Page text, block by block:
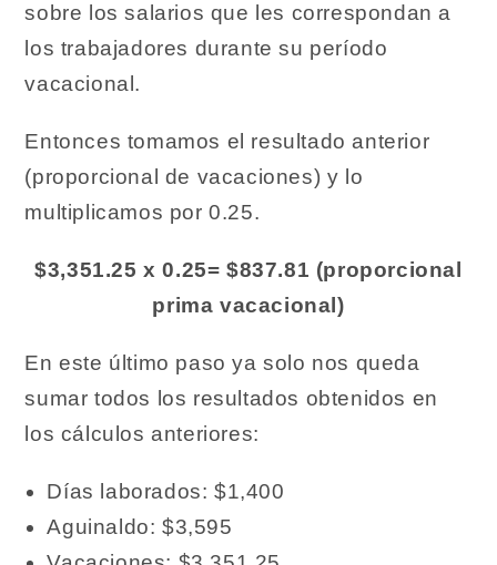
sobre los salarios que les correspondan a
los trabajadores durante su período
vacacional.
Entonces tomamos el resultado anterior
(proporcional de vacaciones) y lo
multiplicamos por 0.25.
$3,351.25 x 0.25= $837.81 (proporcional
prima vacacional)
En este último paso ya solo nos queda
sumar todos los resultados obtenidos en
los cálculos anteriores:
Días laborados: $1,400
Aguinaldo: $3,595